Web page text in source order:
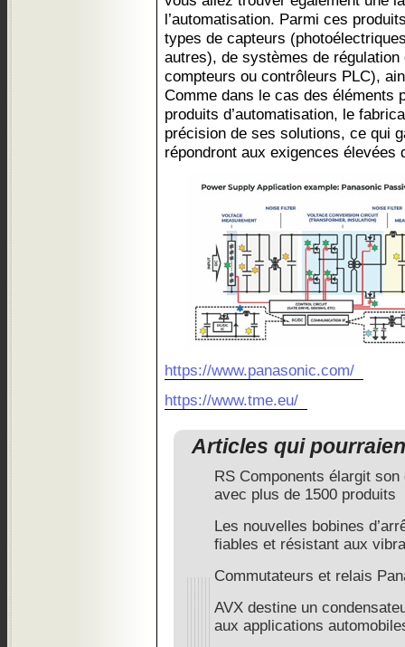
l’automatisation. Parmi ces
types de capteurs
autres), de systèmes de
compteurs ou contrôleurs PLC),
Comme dans le cas des éléments
produits d’automatisation, le
précision de ses solutions, ce qui
répondront aux exigences élevées
https://www.panasonic.com/
https://www.tme.eu/
Articles qui
RS Components élargit
avec plus de 1500 produits
Les nouvelles bobines
fiables et résistant aux
Commutateurs et relais
AVX destine un
aux applications